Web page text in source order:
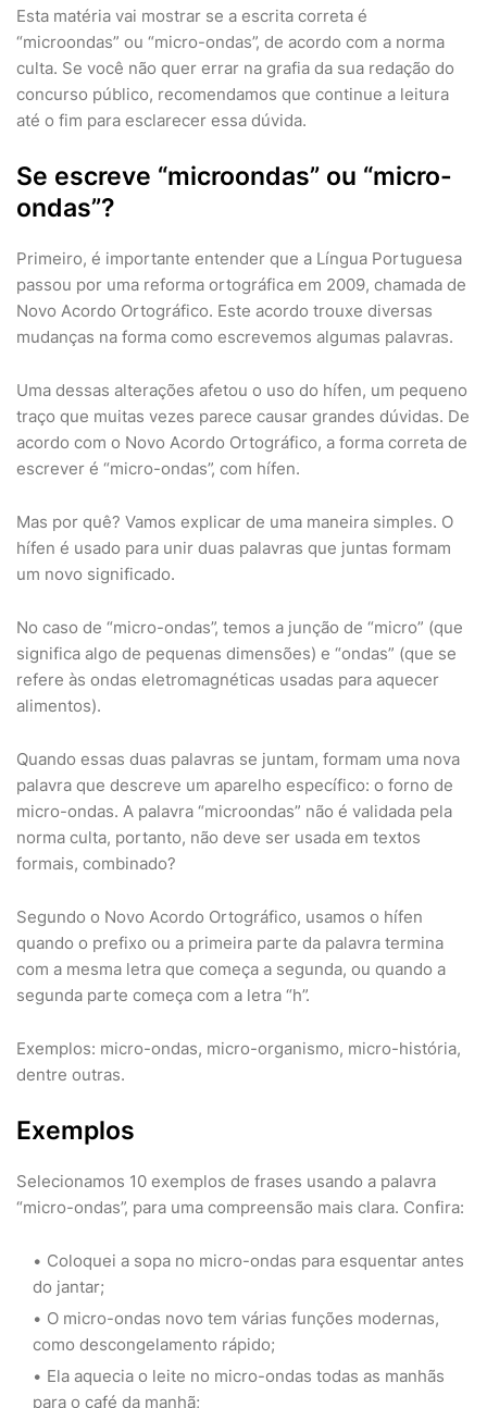
Esta matéria vai mostrar se a escrita correta é
“microondas” ou “micro-ondas”, de acordo com a norma
culta. Se você não quer errar na grafia da sua redação do
concurso público, recomendamos que continue a leitura
até o fim para esclarecer essa dúvida.
Se escreve “microondas” ou “micro-
ondas”?
Primeiro, é importante entender que a Língua Portuguesa
passou por uma reforma ortográfica em 2009, chamada de
Novo Acordo Ortográfico. Este acordo trouxe diversas
mudanças na forma como escrevemos algumas palavras.
Uma dessas alterações afetou o uso do hífen, um pequeno
traço que muitas vezes parece causar grandes dúvidas. De
acordo com o Novo Acordo Ortográfico, a forma correta de
escrever é “micro-ondas”, com hífen.
Mas por quê? Vamos explicar de uma maneira simples. O
hífen é usado para unir duas palavras que juntas formam
um novo significado.
No caso de “micro-ondas”, temos a junção de “micro” (que
significa algo de pequenas dimensões) e “ondas” (que se
refere às ondas eletromagnéticas usadas para aquecer
alimentos).
Quando essas duas palavras se juntam, formam uma nova
palavra que descreve um aparelho específico: o forno de
micro-ondas. A palavra “microondas” não é validada pela
norma culta, portanto, não deve ser usada em textos
formais, combinado?
Segundo o Novo Acordo Ortográfico, usamos o hífen
quando o prefixo ou a primeira parte da palavra termina
com a mesma letra que começa a segunda, ou quando a
segunda parte começa com a letra “h”.
Exemplos: micro-ondas, micro-organismo, micro-história,
dentre outras.
Exemplos
Selecionamos 10 exemplos de frases usando a palavra
“micro-ondas”, para uma compreensão mais clara. Confira:
Coloquei a sopa no micro-ondas para esquentar antes
do jantar;
O micro-ondas novo tem várias funções modernas,
como descongelamento rápido;
Ela aquecia o leite no micro-ondas todas as manhãs
para o café da manhã;